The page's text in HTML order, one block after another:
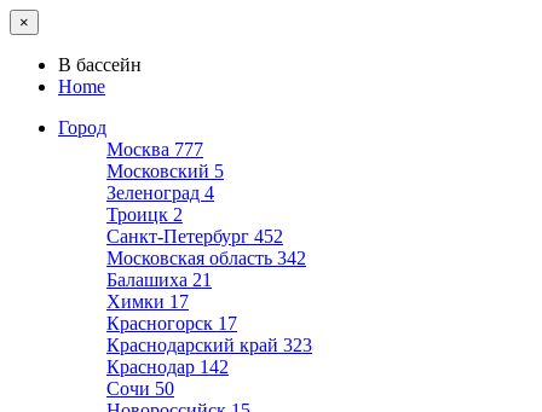
×
В бассейн
Home
Город
Москва 777
Московский 5
Зеленоград 4
Троицк 2
Санкт-Петербург 452
Московская область 342
Балашиха 21
Химки 17
Красногорск 17
Краснодарский край 323
Краснодар 142
Сочи 50